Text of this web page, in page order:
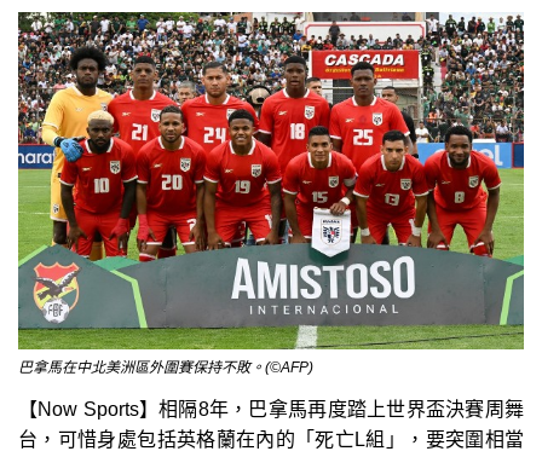
巴拿馬在中北美洲區外圍賽保持不敗。(©AFP)
【Now Sports】相隔8年，巴拿馬再度踏上世界盃決賽周舞
台，可惜身處包括英格蘭在內的「死亡L組」，要突圍相當